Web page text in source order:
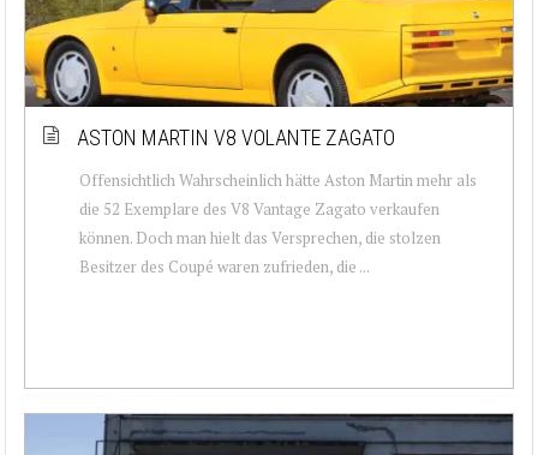
ASTON MARTIN V8 VOLANTE ZAGATO
Offensichtlich Wahrscheinlich hätte Aston Martin mehr als
die 52 Exemplare des V8 Vantage Zagato verkaufen
können. Doch man hielt das Versprechen, die stolzen
Besitzer des Coupé waren zufrieden, die ...